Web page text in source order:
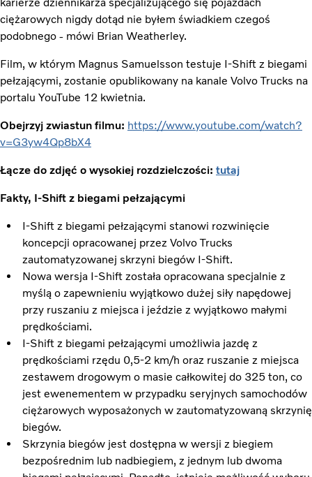
ciężarowych nigdy dotąd nie byłem świadkiem czegoś
podobnego - mówi Brian Weatherley.
Film, w którym Magnus Samuelsson testuje I-Shift z biegami
pełzającymi, zostanie opublikowany na kanale Volvo Trucks na
portalu YouTube 12 kwietnia.
Obejrzyj zwiastun filmu: https://www.youtube.com/watch?
v=G3yw4Qp8bX4
Łącze do zdjęć o wysokiej rozdzielczości: tutaj
Fakty, I-Shift z biegami pełzającymi
I-Shift z biegami pełzającymi stanowi rozwinięcie
koncepcji opracowanej przez Volvo Trucks
zautomatyzowanej skrzyni biegów I-Shift.
Nowa wersja I-Shift została opracowana specjalnie z
myślą o zapewnieniu wyjątkowo dużej siły napędowej
przy ruszaniu z miejsca i jeździe z wyjątkowo małymi
prędkościami.
I-Shift z biegami pełzającymi umożliwia jazdę z
prędkościami rzędu 0,5-2 km/h oraz ruszanie z miejsca
zestawem drogowym o masie całkowitej do 325 ton, co
jest ewenementem w przypadku seryjnych samochodów
ciężarowych wyposażonych w zautomatyzowaną skrzynię
biegów.
Skrzynia biegów jest dostępna w wersji z biegiem
bezpośrednim lub nadbiegiem, z jednym lub dwoma